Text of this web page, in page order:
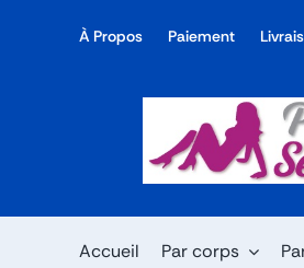
À Propos Paiement
Accueil Par corps